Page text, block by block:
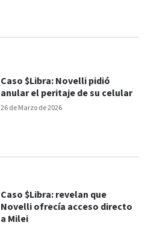
26 de Marzo de 2026
Caso $Libra: Novelli pidió
anular el peritaje de su celular
Caso $Libra: revelan que
Novelli ofrecía acceso directo
a Milei